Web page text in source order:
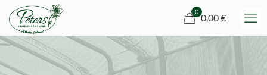
0
0,00 €